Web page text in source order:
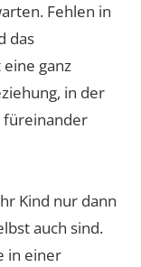
Fehlen in
das
ganz
in der
füreinander
Kind nur dann
auch sind.
in einer